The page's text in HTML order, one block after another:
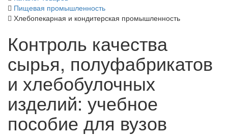
Пищевая промышленность
Хлебопекарная и кондитерская промышленность
Контроль качества
сырья, полуфабрикатов
и хлебобулочных
изделий: учебное
пособие для вузов